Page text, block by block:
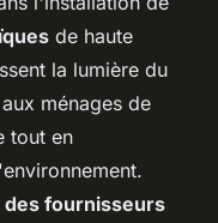
de haute
la lumière du
ménages de
tout en
fournisseurs